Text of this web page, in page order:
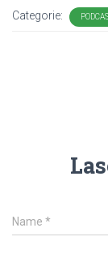
Categorie:
Name *